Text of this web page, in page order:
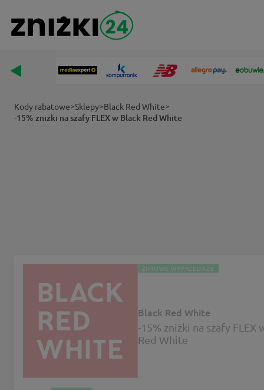
Kody rabatowe>Sklepy>Black Red White>
-15% zniżki na szafy FLEX w Black Red White
ZIMOWE WYPRZEDAŻE
Black Red White
-15% zniżki na szafy FLEX
Red White